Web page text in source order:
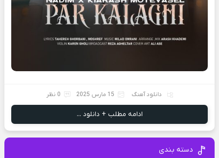
دانلود آهنگ 15 مارس 2025 0 نظر
ادامه مطلب + دانلود ...
دسته بندی